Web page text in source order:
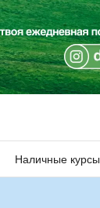
Наличные курсы